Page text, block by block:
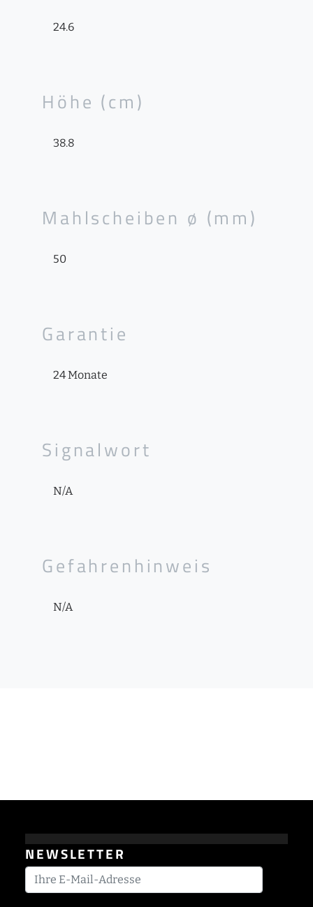
24.6
Höhe (cm)
38.8
Mahlscheiben ø (mm)
50
Garantie
24 Monate
Signalwort
N/A
Gefahrenhinweis
N/A
NEWSLETTER